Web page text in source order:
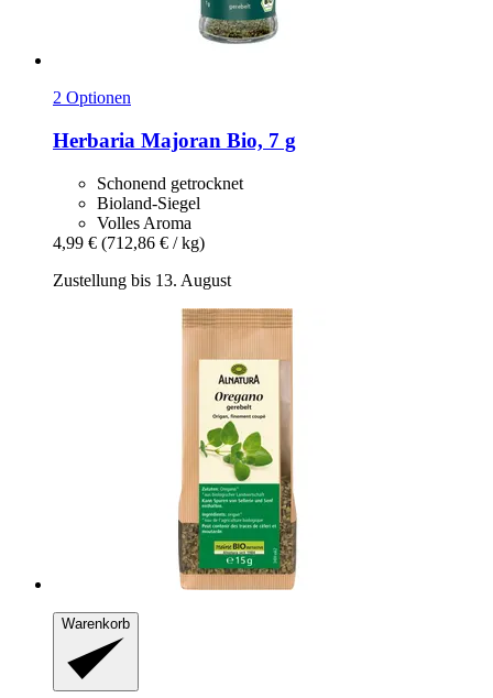
2 Optionen
Herbaria Majoran Bio, 7 g
Schonend getrocknet
Bioland-Siegel
Volles Aroma
4,99 € (712,86 € / kg)
Zustellung bis 13. August
Warenkorb